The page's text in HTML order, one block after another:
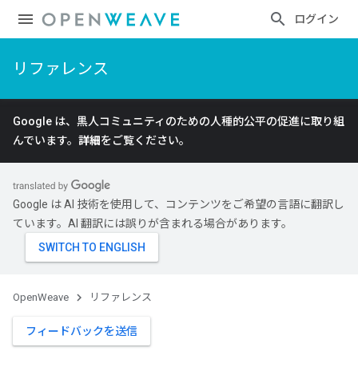
ログイン
リファレンス
Google は、黒人コミュニティのための人種的公平の促進に取り組
んでいます。 詳細をご覧ください。
Google は AI 技術を使用して、コンテンツをご希望の言語に翻訳し
ています。AI 翻訳には誤りが含まれる場合があります。
OpenWeave リファレンス
フィードバックを送信